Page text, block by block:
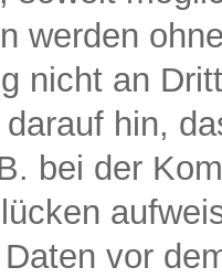
werden
nicht an
hin,
bei der
vor